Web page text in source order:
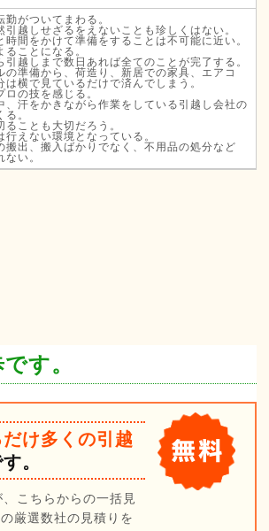
がついてまわる。
越しせざるをえないことも珍しくはない。
間をかけて準備をすることは不可能に近い。
ことになる。
越しまで数日あれば全てのことが完了する。
準備から、荷造り、新居での家具、エアコ
横で見ているだけで済んでしまう。
の技を感じる。
汗をかきながら作業をしている引越し会社の
。
ことも大切だろう。
えない環境となっている。
出、搬入ばかりでなく、不用品の処分など
い。
す。
け多くの引越
。
こちらからの一括見
厳選数社の見積りを